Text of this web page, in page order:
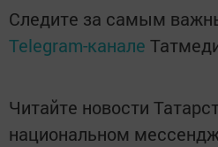
Следите за самым
Telegram-канале
Читайте новости
национальном